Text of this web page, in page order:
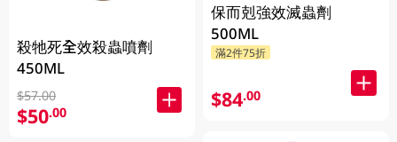
殺牠死全效殺蟲噴劑
450ML
$57.00
$50.00
保而剋強效滅蟲劑
500ML
滿2件75折
$84.00